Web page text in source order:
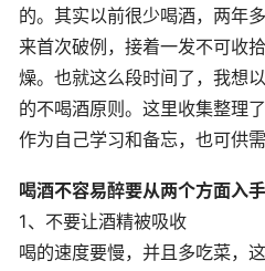
的。其实以前很少喝酒，两年
来首次破例，接着一发不可收
燥。也就这么段时间了，我想
的不喝酒原则。这里收集整理
作为自己学习和备忘，也可供需
喝酒不容易醉要从两个方面入手
1、不要让酒精被吸收
喝的速度要慢，并且多吃菜，